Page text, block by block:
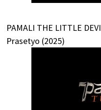
PAMALI THE LITTLE
Prasetyo (2025)